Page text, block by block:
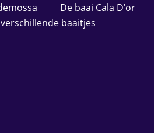
De baai Cala D'or
baaitjes